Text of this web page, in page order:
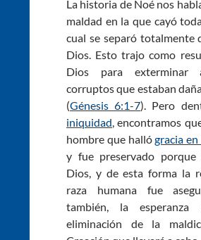
La historia de Noé nos
maldad en la que cayó
cual se separó totalmente
Dios. Esto trajo como
Dios para exterminar
corruptos que estaban
(Génesis 6:1-7). Pero
iniquidad , encontramos
hombre que hallógracia
y fue preservado porque
Dios, y de esta forma la
raza humana fue
también, la
eliminación de la